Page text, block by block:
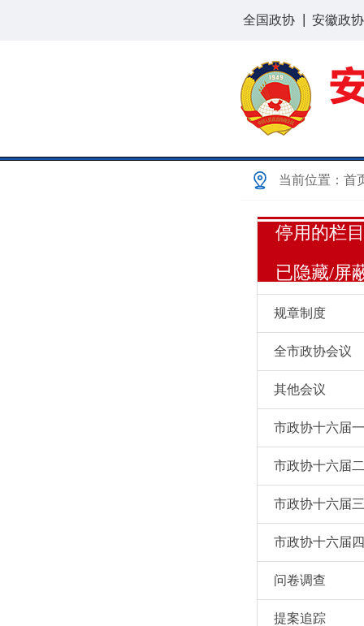
全国政协 安徽政协
当前位置： 首
停用的栏
已隐藏/屏
规章制度
全市政协会议
其他会议
市政协十六届
市政协十六届
市政协十六届
市政协十六届
问卷调查
提案追踪